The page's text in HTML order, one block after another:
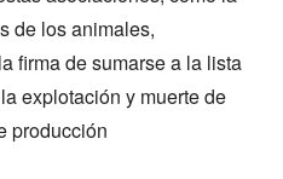
de los animales,
firma de sumarse a la lista
explotación y muerte de
producción